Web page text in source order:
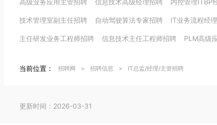
高级业务应用主管招聘 信息技术高级经理招聘 内控管理ITBP
技术管理室副主任招聘 自动驾驶算法专家招聘 IT业务流程经
主任研发业务工程师招聘 信息技术主任工程师招聘 PLM高级
当前位置： 招聘网 > 招聘信息 > IT总监/经理/主管招聘
更新时间：2026-03-31